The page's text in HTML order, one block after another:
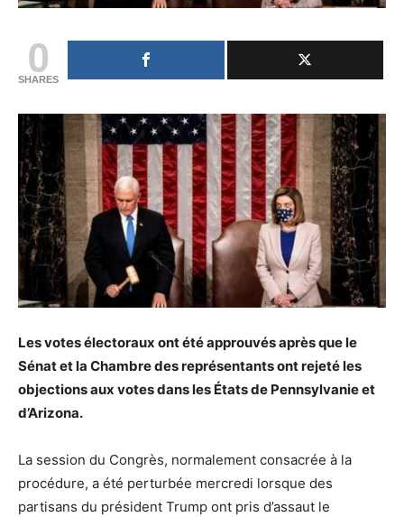
0
SHARES
Les votes électoraux ont été approuvés après que le
Sénat et la Chambre des représentants ont rejeté les
objections aux votes dans les États de Pennsylvanie et
d’Arizona.
La session du Congrès, normalement consacrée à la
procédure, a été perturbée mercredi lorsque des
partisans du président Trump ont pris d’assaut le